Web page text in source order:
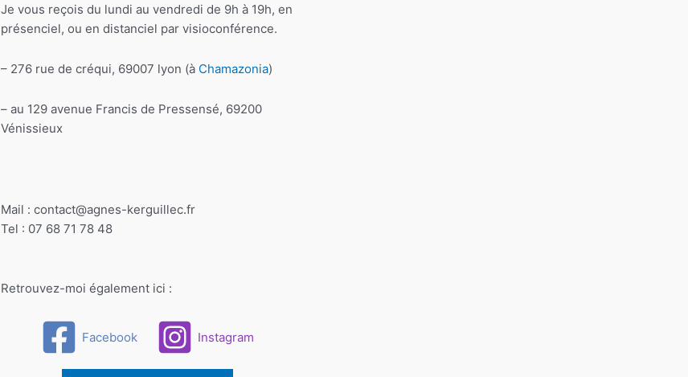
Je vous reçois du lundi au vendredi de 9h à 19h, en
présenciel, ou en distanciel par visioconférence.
– 276 rue de créqui, 69007 lyon (à Chamazonia)
– au 129 avenue Francis de Pressensé, 69200
Vénissieux
Mail : contact@agnes-kerguillec.fr
Tel : 07 68 71 78 48
Retrouvez-moi également ici :
Facebook Instagram